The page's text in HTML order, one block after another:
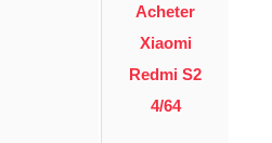
Acheter
Xiaomi
Redmi S2
4/64